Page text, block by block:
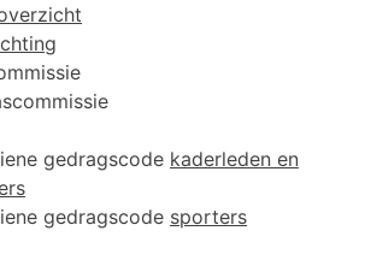
gedragscode kaderleden en
gedragscode sporters